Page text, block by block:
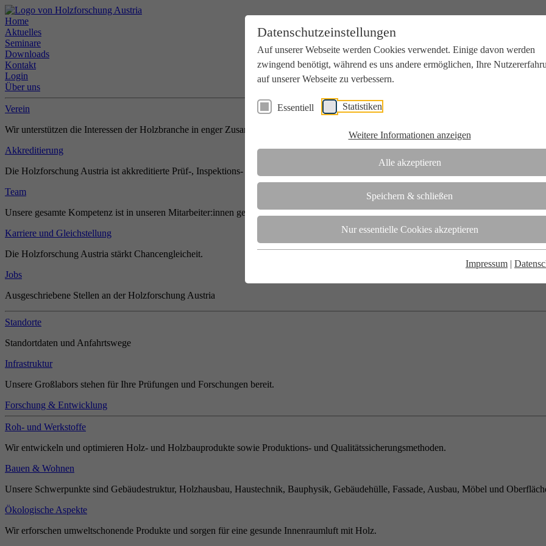
Datenschutzeinstellungen
Auf unserer Webseite werden Cookies verwendet. Einige davon werden
zwingend benötigt, während es uns andere ermöglichen, Ihre
auf unserer Webseite zu verbessern.
Essentiell Statistiken
Weitere Informationen anzeigen
Alle akzeptieren
Speichern & schließen
Nur essentielle Cookies akzeptieren
Impressum |
Home
Aktuelles
Seminare
Downloads
Kontakt
Login
Über uns
Verein
Wir unterstützen die Interessen der Holzbranche in enger Zusammenarbeit mit Wissenschaft und Wirtschaft.
Akkreditierung
Die Holzforschung Austria ist akkreditierte Prüf-, Inspektions- und Zertifizierungsstelle.
Team
Unsere gesamte Kompetenz ist in unseren Mitarbeiter:innen gebündelt
Karriere und Gleichstellung
Die Holzforschung Austria stärkt Chancengleicheit.
Jobs
Ausgeschriebene Stellen an der Holzforschung Austria
Standorte
Standortdaten und Anfahrtswege
Infrastruktur
Unsere Großlabors stehen für Ihre Prüfungen und Forschungen bereit.
Forschung & Entwicklung
Roh- und Werkstoffe
Wir entwickeln und optimieren Holz- und Holzbauprodukte sowie Produktions- und Qualitätssicherungsmethoden.
Bauen & Wohnen
Unsere Schwerpunkte sind Gebäudestruktur, Holzhausbau, Haustechnik, Bauphysik, Gebäudehülle, Fassade, Ausbau, Möbel und
Ökologische Aspekte
Wir erforschen umweltschonende Produkte und sorgen für eine gesunde Innenraumluft mit Holz.